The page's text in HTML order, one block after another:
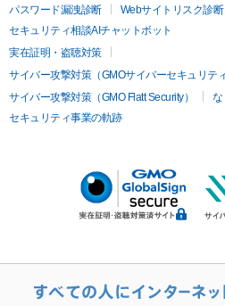
パスワード漏洩診断
Webサイトリスク診断
セキュリティ相談AIチャットボット
実在証明・盗聴対策
サイバー攻撃対策（GMOサイバーセキュリテ
サイバー攻撃対策（GMO Flatt Security）
な
セキュリティ事業の軌跡